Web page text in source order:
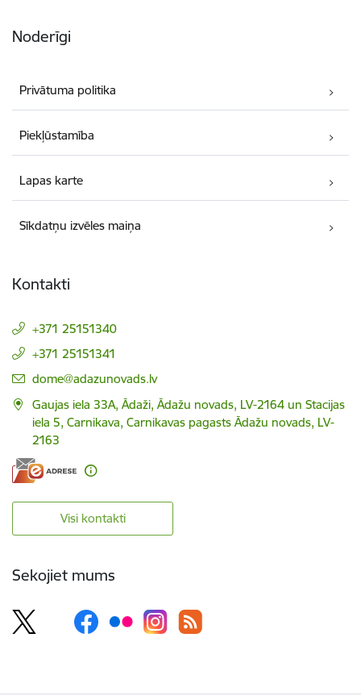
Noderīgi
Privātuma politika
Piekļūstamība
Lapas karte
Sīkdatņu izvēles maiņa
Kontakti
+371 25151340
+371 25151341
E-pasts:
dome@adazunovads.lv
Gaujas iela 33A, Ādaži, Ādažu novads, LV-2164 un Stacijas
iela 5, Carnikava, Carnikavas pagasts Ādažu novads, LV-
2163
Visi kontakti
Sekojiet mums